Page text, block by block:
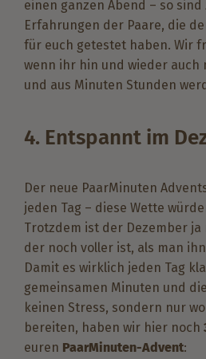
einen ganzen Abend – so
Erfahrungen der Paare, die
für euch getestet haben. Wir
wenn ihr hin und wieder auch
und aus Minuten Stunden
4. Entspannt im
Der neue PaarMinuten
jeden Tag – diese Wette
Trotzdem ist der Dezember ja
der noch voller ist, als man
Damit es wirklich jeden Tag
gemeinsamen Minuten und
keinen Stress, sondern nur
bereiten, haben wir hier noch
euren PaarMinuten-Advent: